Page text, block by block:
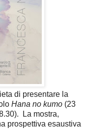
di presentare la
Hana no kumo (23
La mostra,
prospettiva esaustiva